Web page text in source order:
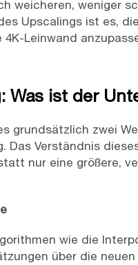
weicheren, weniger
Upscalings ist es,
Leinwand
Was ist der
grundsätzlich zwei
Das Verständnis
nur eine größere,
wie die
über die neuen